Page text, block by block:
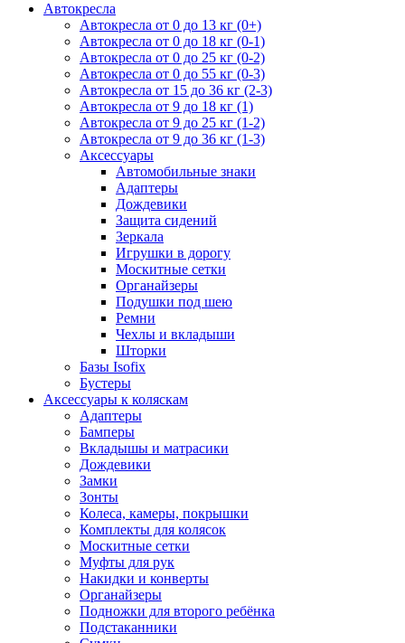
Автокресла
Автокресла от 0 до 13 кг (0+)
Автокресла от 0 до 18 кг (0-1)
Автокресла от 0 до 25 кг (0-2)
Автокресла от 0 до 55 кг (0-3)
Автокресла от 15 до 36 кг (2-3)
Автокресла от 9 до 18 кг (1)
Автокресла от 9 до 25 кг (1-2)
Автокресла от 9 до 36 кг (1-3)
Аксессуары
Автомобильные знаки
Адаптеры
Дождевики
Защита сидений
Зеркала
Игрушки в дорогу
Москитные сетки
Органайзеры
Подушки под шею
Ремни
Чехлы и вкладыши
Шторки
Базы Isofix
Бустеры
Аксессуары к коляскам
Адаптеры
Бамперы
Вкладышы и матрасики
Дождевики
Замки
Зонты
Колеса, камеры, покрышки
Комплекты для колясок
Москитные сетки
Муфты для рук
Накидки и конверты
Органайзеры
Подножки для второго ребёнка
Подстаканники